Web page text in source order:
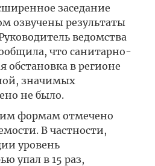
заседание
озвучены результаты
ведомства
что санитарно-
обстановка в регионе
значимых
не было.
формам отмечено
В частности,
уровень
упал в 15 раз,